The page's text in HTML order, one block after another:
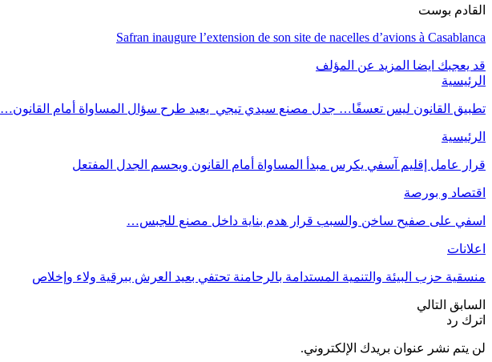
القادم بوست
Safran inaugure l’extension de son site de nacelles d’avions à Casablanca
قد يعجبك ايضا المزيد عن المؤلف
الرئيسية
تطبيق القانون ليس تعسفًا… جدل مصنع سيدي تيجي يعيد طرح سؤال المساواة أمام القانون…
الرئيسية
قرار عامل إقليم آسفي يكرس مبدأ المساواة أمام القانون ويحسم الجدل المفتعل
اقتصاد و بورصة
اسفي على صفيح ساخن والسبب قرار هدم بناية داخل مصنع للجبس…
اعلانات
منسقية حزب البيئة والتنمية المستدامة بالرحامنة تحتفي بعيد العرش ببرقية ولاء وإخلاص
السابق التالي
اترك رد
لن يتم نشر عنوان بريدك الإلكتروني.